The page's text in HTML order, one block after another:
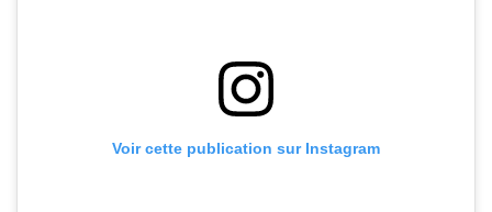
Voir cette publication sur Instagram